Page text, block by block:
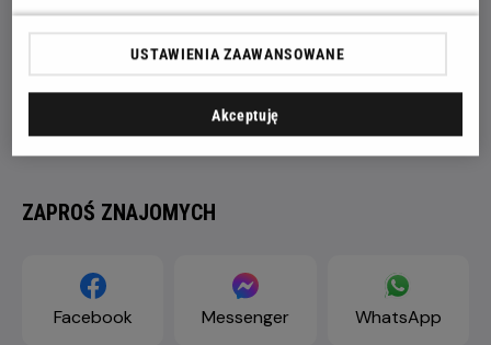
ZAPROŚ ZNAJOMYCH
Facebook Messenger WhatsApp
USTAWIENIA ZAAWANSOWANE
Akceptuję